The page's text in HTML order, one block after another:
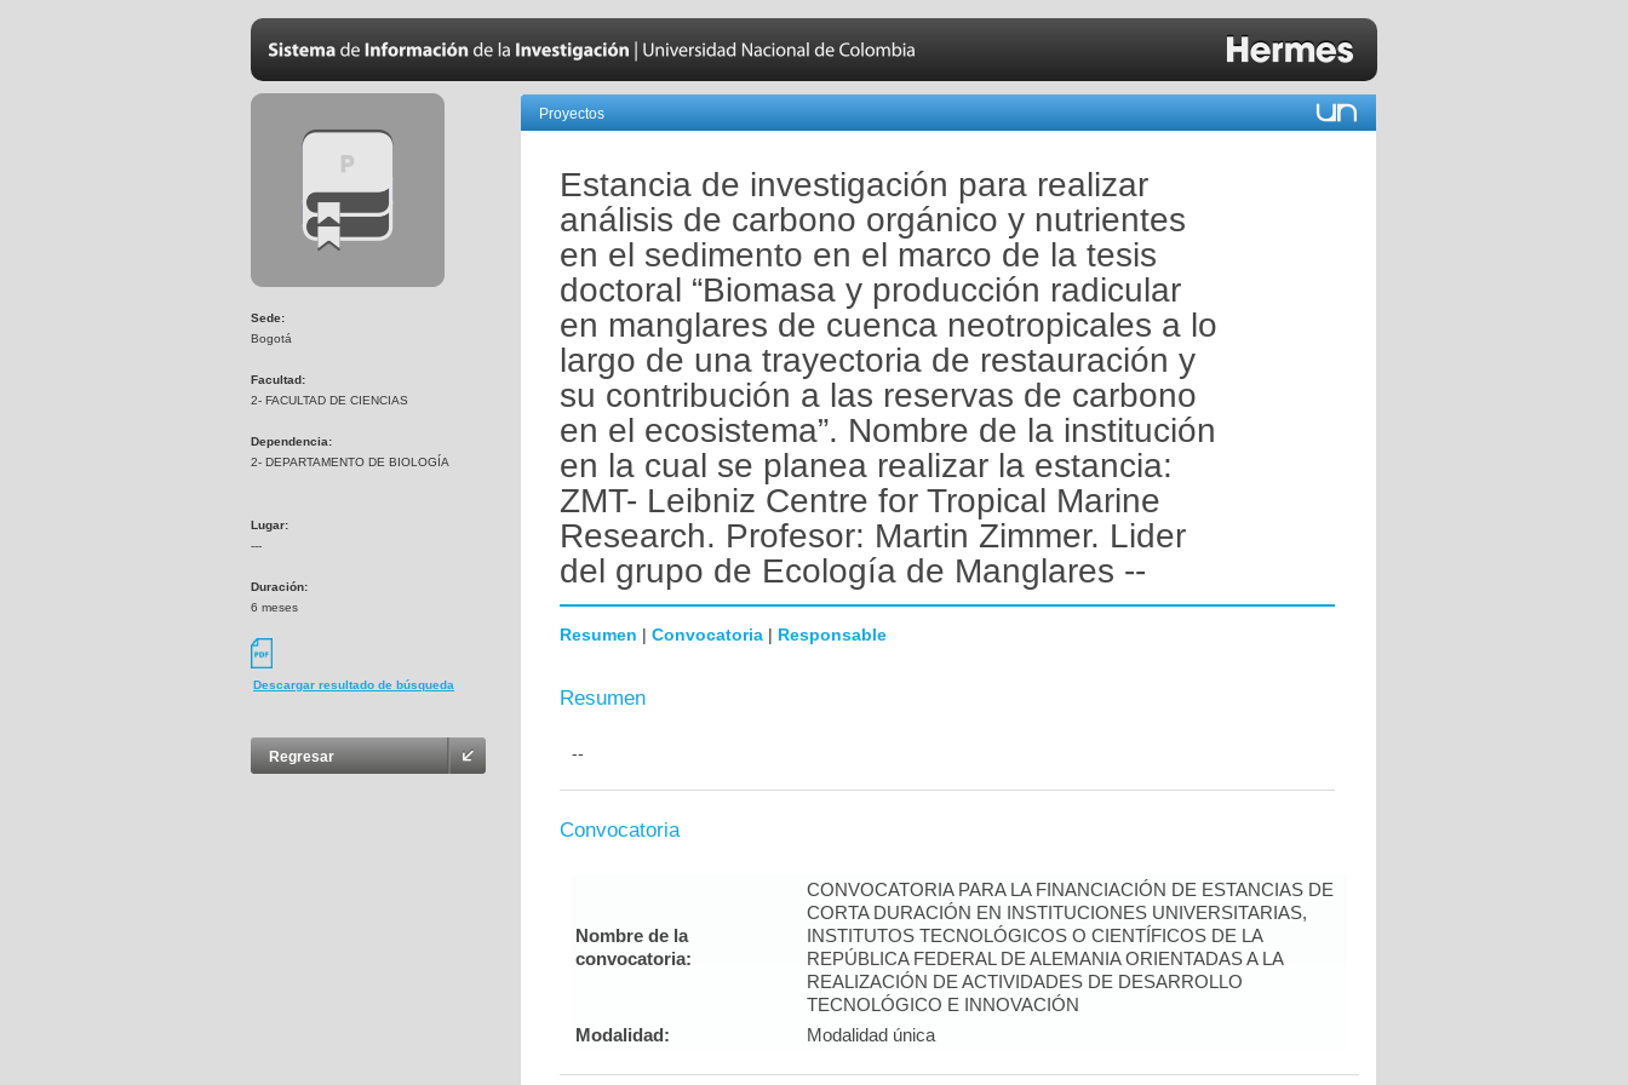
Sede:
Bogotá
Facultad:
2- FACULTAD DE CIENCIAS
Dependencia:
2- DEPARTAMENTO DE BIOLOGÍA
Lugar:
---
Duración:
6 meses
Descargar resultado de búsqueda
Regresar
Proyectos
Estancia de investigación para realizar
análisis de carbono orgánico y nutrientes
en el sedimento en el marco de la tesis
doctoral “Biomasa y producción radicular
en manglares de cuenca neotropicales a lo
largo de una trayectoria de restauración y
su contribución a las reservas de carbono
en el ecosistema”. Nombre de la institución
en la cual se planea realizar la estancia:
ZMT- Leibniz Centre for Tropical Marine
Research. Profesor: Martin Zimmer. Lider
del grupo de Ecología de Manglares --
Resumen | Convocatoria | Responsable
Resumen
--
Convocatoria
Nombre de la
convocatoria:
CONVOCATORIA PARA LA FINANCIACIÓN DE ESTANCIAS DE
CORTA DURACIÓN EN INSTITUCIONES UNIVERSITARIAS,
INSTITUTOS TECNOLÓGICOS O CIENTÍFICOS DE LA
REPÚBLICA FEDERAL DE ALEMANIA ORIENTADAS A LA
REALIZACIÓN DE ACTIVIDADES DE DESARROLLO
TECNOLÓGICO E INNOVACIÓN
Modalidad:
Modalidad única